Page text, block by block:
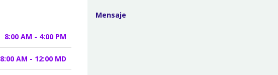
8:00 AM - 4:00 PM
8:00 AM - 12:00 MD